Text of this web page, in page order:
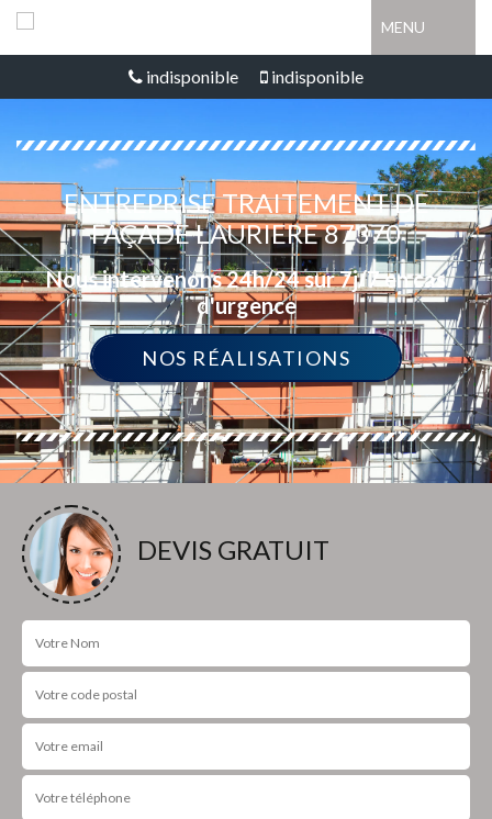
MENU
indisponible indisponible
ENTREPRISE TRAITEMENT DE
FAÇADE LAURIERE 87370
Nous intervenons 24h/24 sur 7j/7 en cas
d'urgence
NOS RÉALISATIONS
DEVIS GRATUIT